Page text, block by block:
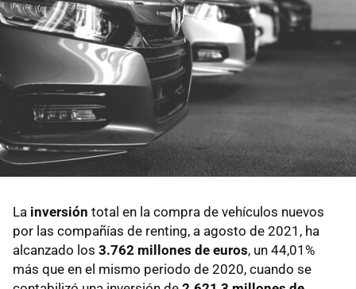
La inversión total en la compra de vehículos nuevos
por las compañías de renting, a agosto de 2021, ha
alcanzado los 3.762 millones de euros, un 44,01%
más que en el mismo periodo de 2020, cuando se